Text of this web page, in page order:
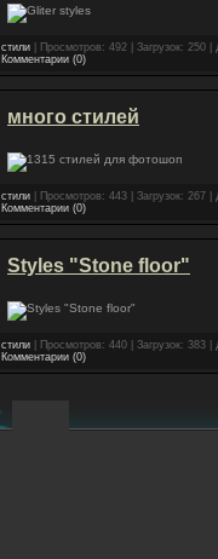
стили | Просмотров: 492 | Загрузок: 250
Комментарии (0)
много стилей
стили | Просмотров: 443 | Загрузок: 267
Комментарии (0)
Styles "Stone floor"
стили | Просмотров: 440 | Загрузок: 383
Комментарии (0)